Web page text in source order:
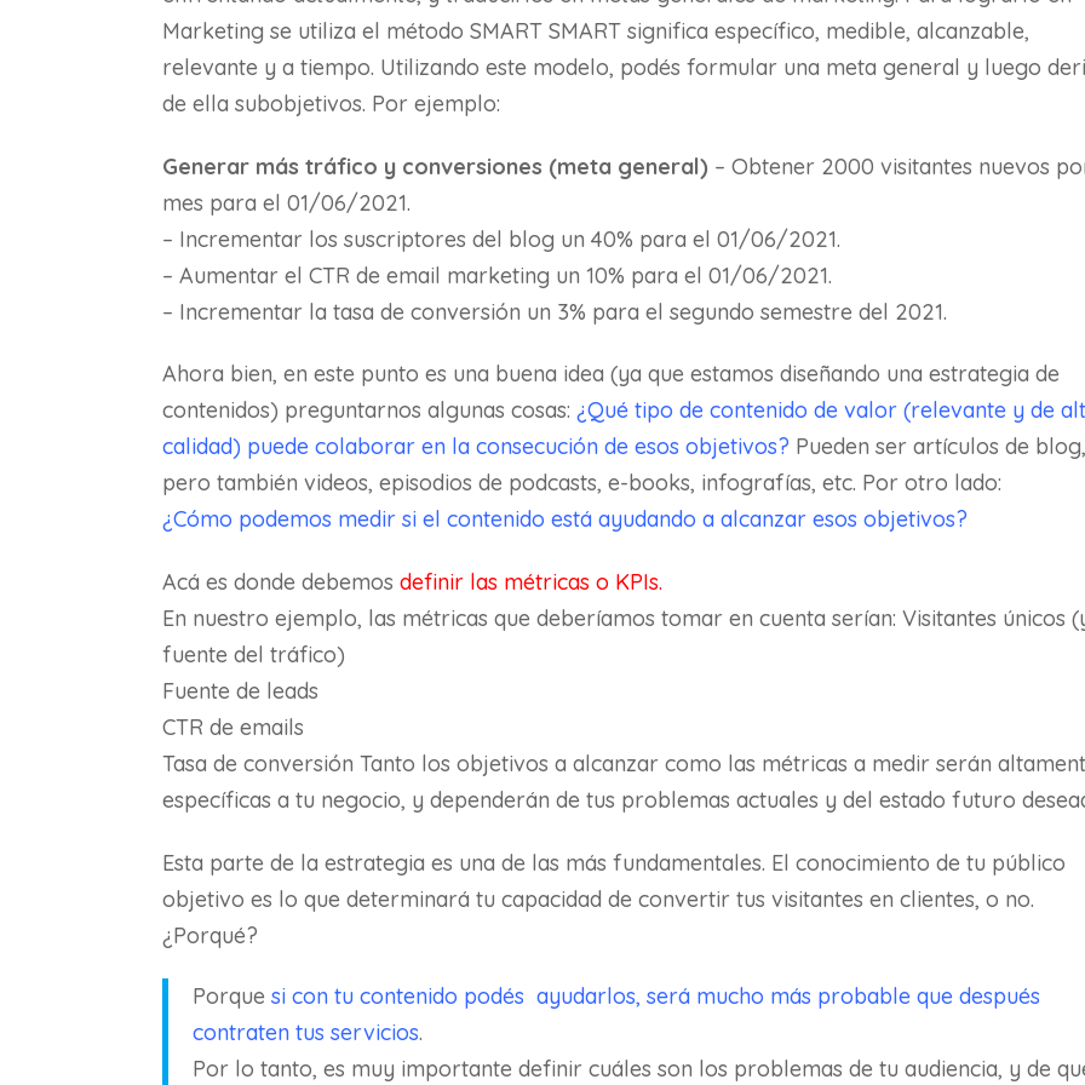
Marketing se utiliza el método SMART SMART significa específico, medible, alcanzable,
relevante y a tiempo. Utilizando este modelo, podés formular una meta general y luego
de ella subobjetivos. Por ejemplo:
Generar más tráfico y conversiones (meta general) – Obtener 2000 visitantes nuevos
mes para el 01/06/2021.
– Incrementar los suscriptores del blog un 40% para el 01/06/2021.
– Aumentar el CTR de email marketing un 10% para el 01/06/2021.
– Incrementar la tasa de conversión un 3% para el segundo semestre del 2021.
Ahora bien, en este punto es una buena idea (ya que estamos diseñando una estrategia de
contenidos) preguntarnos algunas cosas:¿Qué tipo de contenido de valor (relevante y de
calidad) puede colaborar en la consecución de esos objetivos? Pueden ser artículos de blog,
pero también videos, episodios de podcasts, e-books, infografías, etc. Por otro lado:
¿Cómo podemos medir si el contenido está ayudando a alcanzar esos objetivos?
Acá es donde debemos definir las métricas o KPIs.
En nuestro ejemplo, las métricas que deberíamos tomar en cuenta serían: Visitantes únicos
fuente del tráfico)
Fuente de leads
CTR de emails
Tasa de conversión Tanto los objetivos a alcanzar como las métricas a medir serán
específicas a tu negocio, y dependerán de tus problemas actuales y del estado futuro
Esta parte de la estrategia es una de las más fundamentales. El conocimiento de tu público
objetivo es lo que determinará tu capacidad de convertir tus visitantes en clientes, o no.
¿Porqué?
Porquesi con tu contenido podés ayudarlos, será mucho más probable que después
contraten tus servicios.
Por lo tanto, es muy importante definir cuáles son los problemas de tu audiencia, y de